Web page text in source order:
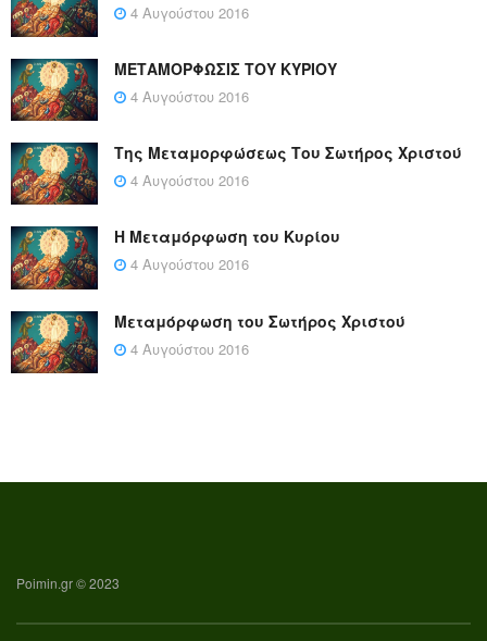
4 Αυγούστου 2016
ΜΕΤΑΜΟΡΦΩΣΙΣ ΤΟΥ ΚΥΡΙΟΥ
4 Αυγούστου 2016
Της Μεταμορφώσεως Του Σωτήρος Χριστού
4 Αυγούστου 2016
Η Μεταμόρφωση του Κυρίου
4 Αυγούστου 2016
Μεταμόρφωση του Σωτήρος Χριστού
4 Αυγούστου 2016
Poimin.gr © 2023